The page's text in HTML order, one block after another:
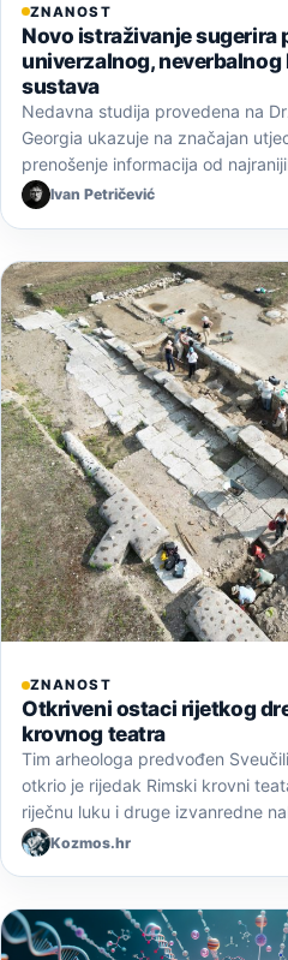
ZNANOST
Novo istraživanje sugerira
univerzalnog,
sustava
Nedavna studija provedena na
Georgia ukazuje na značajan
prenošenje informacija od
Ivan Petričević
ZNANOST
Otkriveni ostaci rijetkog
krovnog teatra
Tim arheologa predvođen
otkrio je rijedak Rimski krovni
riječnu luku i druge izvanredne
Kozmos.hr